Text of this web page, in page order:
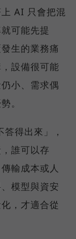
AI 只會把混
可能先提
生的業務痛
設備很可能
小、需求偶
。
得出來」，
誰可以存
輸成本或人
模型與資安
，才適合從